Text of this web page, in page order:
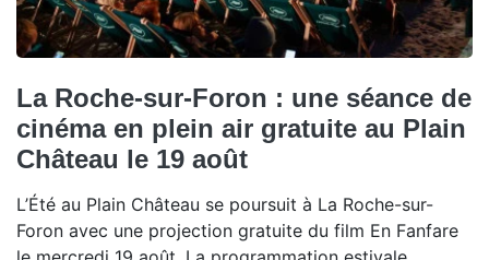
La Roche-sur-Foron : une séance de
cinéma en plein air gratuite au Plain
Château le 19 août
L’Été au Plain Château se poursuit à La Roche-sur-
Foron avec une projection gratuite du film En Fanfare